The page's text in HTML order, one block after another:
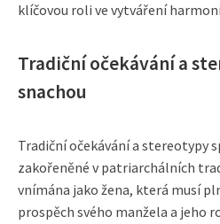
klíčovou roli ve vytváření
Tradiční očekávání a
snachou
Tradiční očekávání a stereotypy
zakořeněné v patriarchálních
vnímána jako žena, která musí
prospěch svého manžela a jeho